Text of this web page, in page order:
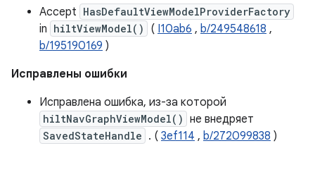
Accept HasDefaultViewModelProviderFactory
in hiltViewModel() ( I10ab6 , b/249548618 ,
b/195190169 )
Исправлены ошибки
Исправлена ​​ошибка, из-за которой
hiltNavGraphViewModel() не внедряет
SavedStateHandle . ( 3ef114 , b/272099838 )